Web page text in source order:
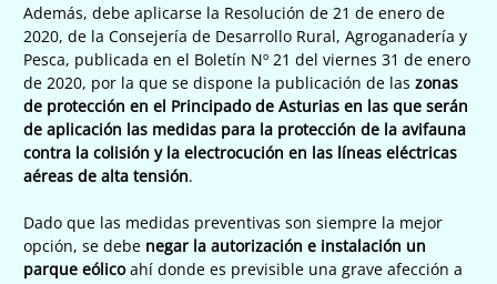
Además, debe aplicarse la Resolución de 21 de enero de
2020, de la Consejería de Desarrollo Rural, Agroganadería y
Pesca, publicada en el Boletín Nº 21 del viernes 31 de enero
de 2020, por la que se dispone la publicación de las zonas
de protección en el Principado de Asturias en las que serán
de aplicación las medidas para la protección de la avifauna
contra la colisión y la electrocución en las líneas eléctricas
aéreas de alta tensión.
Dado que las medidas preventivas son siempre la mejor
opción, se debe negar la autorización e instalación un
parque eólicoahí donde es previsible una grave afección a